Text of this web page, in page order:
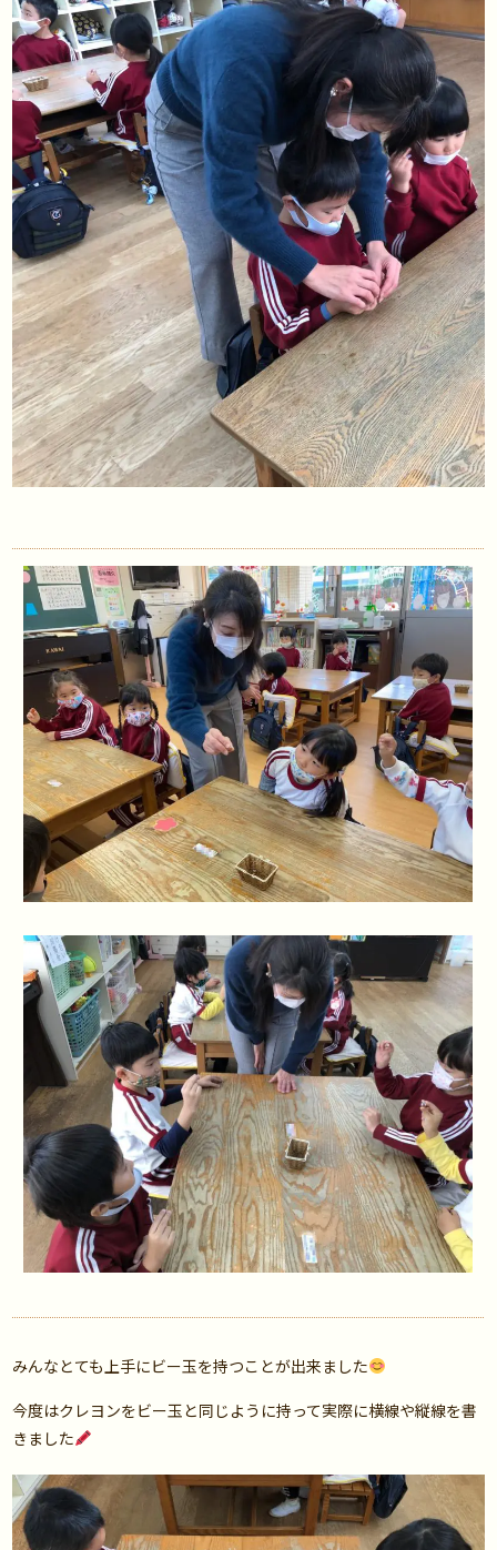
みんなとても上手にビー玉を持つことが出来ました
今度はクレヨンをビー玉と同じように持って実際に横線や縦線を書
きました